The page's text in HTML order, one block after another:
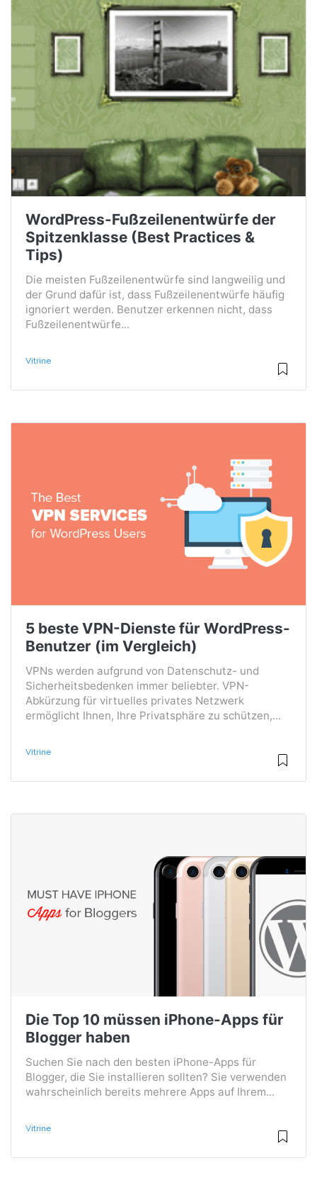
WordPress-Fußzeilenentwürfe der
Spitzenklasse (Best Practices &
Tips)
Die meisten Fußzeilenentwürfe sind langweilig und
der Grund dafür ist, dass Fußzeilenentwürfe häufig
ignoriert werden. Benutzer erkennen nicht, dass
Fußzeilenentwürfe...
Vitrine
5 beste VPN-Dienste für WordPress-
Benutzer (im Vergleich)
VPNs werden aufgrund von Datenschutz- und
Sicherheitsbedenken immer beliebter. VPN-
Abkürzung für virtuelles privates Netzwerk
ermöglicht Ihnen, Ihre Privatsphäre zu schützen,...
Vitrine
Die Top 10 müssen iPhone-Apps für
Blogger haben
Suchen Sie nach den besten iPhone-Apps für
Blogger, die Sie installieren sollten? Sie verwenden
wahrscheinlich bereits mehrere Apps auf Ihrem...
Vitrine